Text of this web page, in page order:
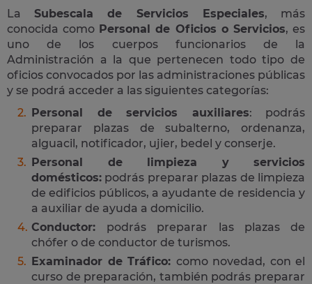
LaSubescala de Servicios Especiales, más
conocida como Personal de Oficios o Servicios, es
uno de los cuerpos funcionarios de la
Administración a la que pertenecen todo tipo de
oficios convocados por las administraciones públicas
y se podrá acceder a las siguientes categorías:
Personal de servicios auxiliares: podrás
preparar plazas de subalterno, ordenanza,
alguacil, notificador, ujier, bedel y conserje.
Personal de limpieza y servicios
domésticos: podrás preparar plazas de limpieza
de edificios públicos, a ayudante de residencia y
a auxiliar de ayuda a domicilio.
Conductor: podrás preparar las plazas de
chófer o de conductor de turismos.
Examinador de Tráfico: como novedad, con el
curso de preparación, también podrás preparar